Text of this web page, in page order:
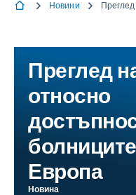
Новини
Преглед
относно
Европа
Новина